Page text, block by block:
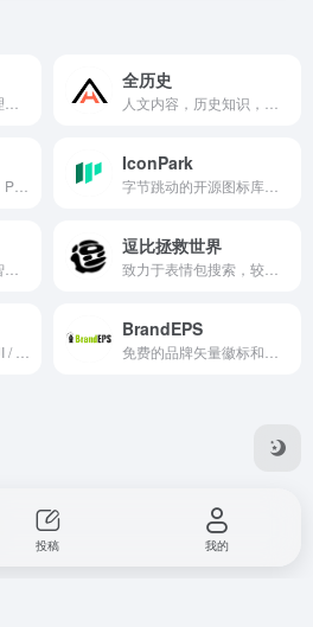
全历史
IconPark
逗比拯救世界
BrandEPS
投稿 我的